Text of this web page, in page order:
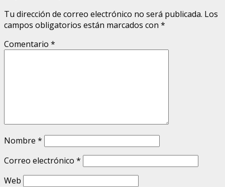
Tu dirección de correo electrónico no será publicada. Los
campos obligatorios están marcados con *
Comentario *
Nombre *
Correo electrónico *
Web